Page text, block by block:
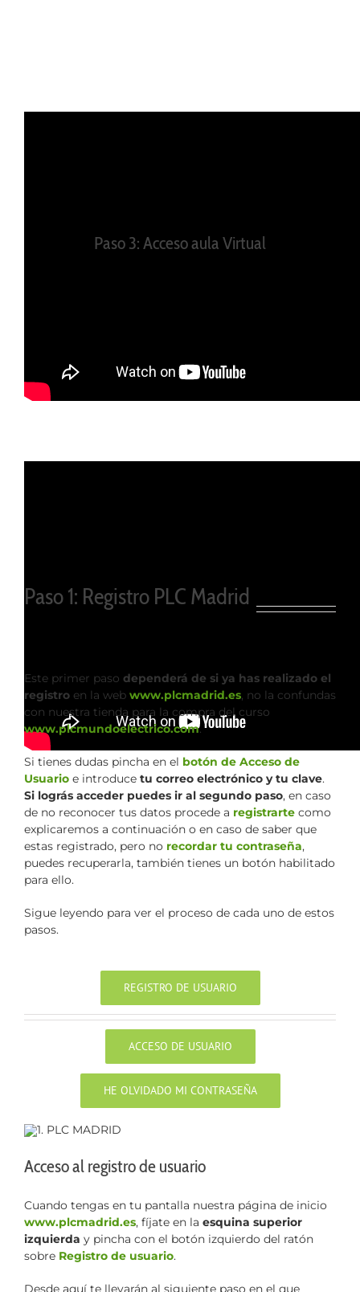
Paso 3: Acceso aula Virtual
Paso 1: Registro PLC Madrid
Este primer paso dependerá de si ya has realizado el
registro en la web www.plcmadrid.es, no la confundas
con nuestra tienda para la compra del curso
www.plcmundoelectrico.com.
Si tienes dudas pincha en el botón de Acceso de
Usuario e introduce tu correo electrónico y tu clave.
Si lográs acceder puedes ir al segundo paso, en caso
de no reconocer tus datos procede a registrarte como
explicaremos a continuación o en caso de saber que
estas registrado, pero no recordar tu contraseña,
puedes recuperarla, también tienes un botón habilitado
para ello.
Sigue leyendo para ver el proceso de cada uno de estos
pasos.
REGISTRO DE USUARIO
ACCESO DE USUARIO
HE OLVIDADO MI CONTRASEÑA
Acceso al registro de usuario
Cuando tengas en tu pantalla nuestra página de inicio
www.plcmadrid.es, fíjate en la esquina superior
izquierda y pincha con el botón izquierdo del ratón
sobre Registro de usuario.
Desde aquí te llevarán al siguiente paso en el que